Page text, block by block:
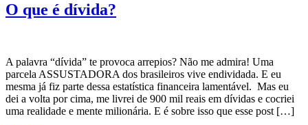
O que é dívida?
A palavra “dívida” te provoca arrepios? Não me admira! Uma
parcela ASSUSTADORA dos brasileiros vive endividada. E eu
mesma já fiz parte dessa estatística financeira lamentável. Mas eu
dei a volta por cima, me livrei de 900 mil reais em dívidas e cocriei
uma realidade e mente milionária. E é sobre isso que esse post […]